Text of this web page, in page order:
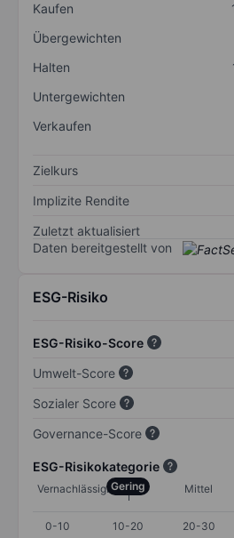
Kaufen
Übergewichten
Halten
Untergewichten
Verkaufen
Zielkurs
Implizite Rendite
Zuletzt aktualisiert
Daten bereitgestellt von
ESG-Risiko
ESG-Risiko-Score
Umwelt-Score
Sozialer Score
Governance-Score
ESG-Risikokategorie
VernachlässigbarGering Mittel
0-10
10-20 20-30